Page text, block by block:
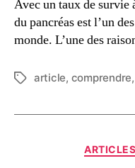
Avec un taux de survie
du pancréas est l’un
monde. L’une des
article, comprendre,